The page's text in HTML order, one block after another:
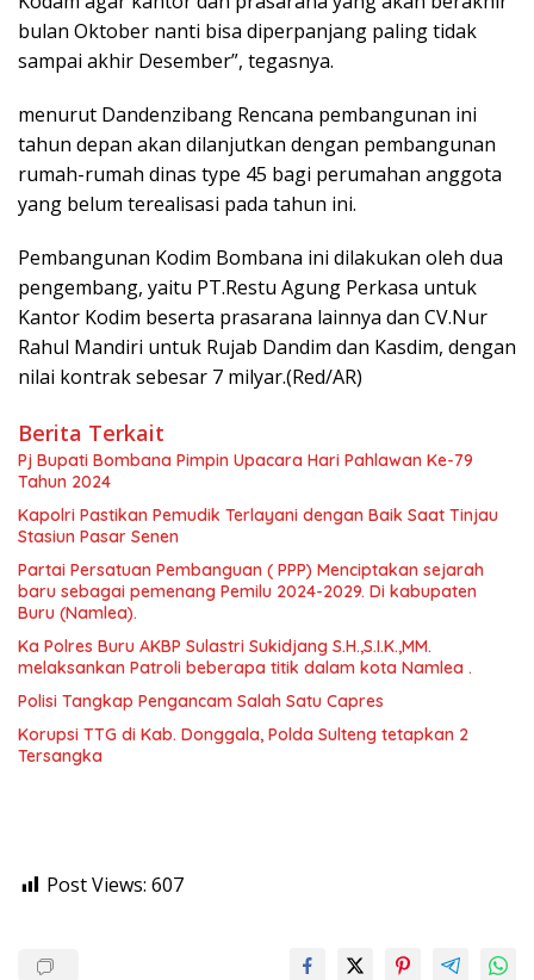
bulan Oktober nanti bisa diperpanjang paling tidak
sampai akhir Desember”, tegasnya.
menurut Dandenzibang Rencana pembangunan ini
tahun depan akan dilanjutkan dengan pembangunan
rumah-rumah dinas type 45 bagi perumahan anggota
yang belum terealisasi pada tahun ini.
Pembangunan Kodim Bombana ini dilakukan oleh dua
pengembang, yaitu PT.Restu Agung Perkasa untuk
Kantor Kodim beserta prasarana lainnya dan CV.Nur
Rahul Mandiri untuk Rujab Dandim dan Kasdim, dengan
nilai kontrak sebesar 7 milyar.(Red/AR)
Berita Terkait
Pj Bupati Bombana Pimpin Upacara Hari Pahlawan Ke-79
Tahun 2024
Kapolri Pastikan Pemudik Terlayani dengan Baik Saat Tinjau
Stasiun Pasar Senen
Partai Persatuan Pembanguan ( PPP) Menciptakan sejarah
baru sebagai pemenang Pemilu 2024-2029. Di kabupaten
Buru (Namlea).
Ka Polres Buru AKBP Sulastri Sukidjang S.H.,S.I.K.,MM.
melaksankan Patroli beberapa titik dalam kota Namlea .
Polisi Tangkap Pengancam Salah Satu Capres
Korupsi TTG di Kab. Donggala, Polda Sulteng tetapkan 2
Tersangka
Post Views: 607